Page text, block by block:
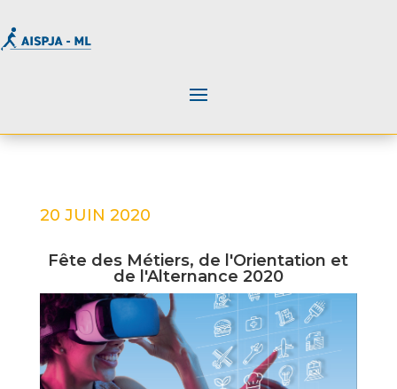
20 JUIN 2020
Fête des Métiers, de l'Orientation et
de l'Alternance 2020